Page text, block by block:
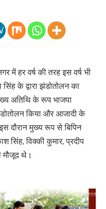
में हर वर्ष की तरह इस वर्ष भी
के द्वारा झंडोतोलन का
अतिथि के रूप भाजपा
किया और आजादी के
दौरान मुख्य रूप से बिपिन
सिंह, विक्की कुमार, प्रदीप
मौजूद थे।